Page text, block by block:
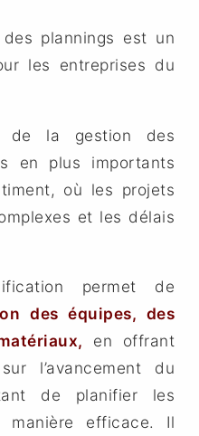
plannings est un
les entreprises du
de la gestion des
en plus importants
où les projets
et les délais
permet de
des équipes, des
en offrant
l’avancement du
de planifier les
manière efficace. Il